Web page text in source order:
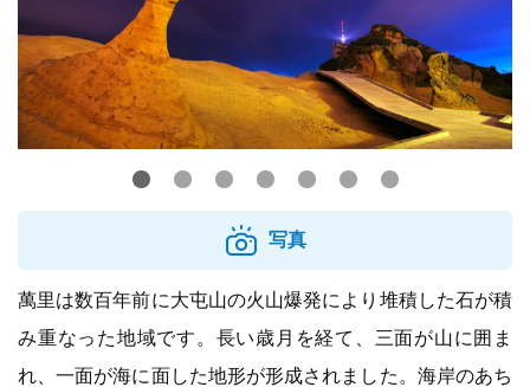
写真
萬里は数百年前に大屯山の火山爆発により堆積した石が積
み重なった地域です。長い歳月を経て、三面が山に囲ま
れ、一面が海に面した地形が形成されました。海岸のあち